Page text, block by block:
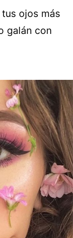
ojos más
galán con